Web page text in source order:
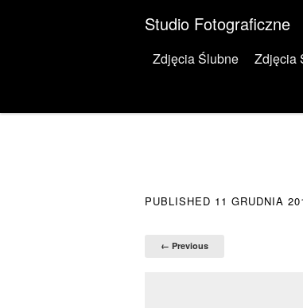
Studio Fotograficzne
Menu
Skip to content
Zdjęcia Ślubne Zdjęcia
PUBLISHED 11 GRUDNIA
← Previous